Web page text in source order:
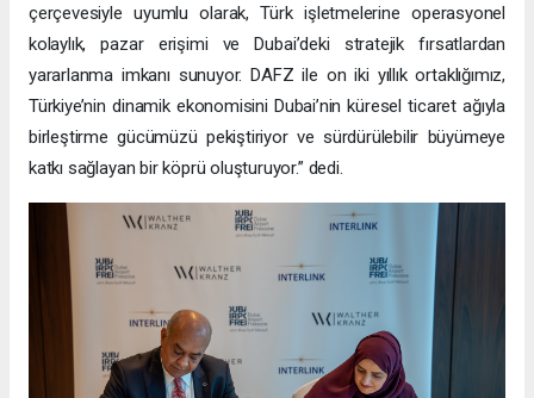
çerçevesiyle uyumlu olarak, Türk işletmelerine operasyonel
kolaylık, pazar erişimi ve Dubai’deki stratejik fırsatlardan
yararlanma imkanı sunuyor. DAFZ ile on iki yıllık ortaklığımız,
Türkiye’nin dinamik ekonomisini Dubai’nin küresel ticaret ağıyla
birleştirme gücümüzü pekiştiriyor ve sürdürülebilir büyümeye
katkı sağlayan bir köprü oluşturuyor.” dedi.